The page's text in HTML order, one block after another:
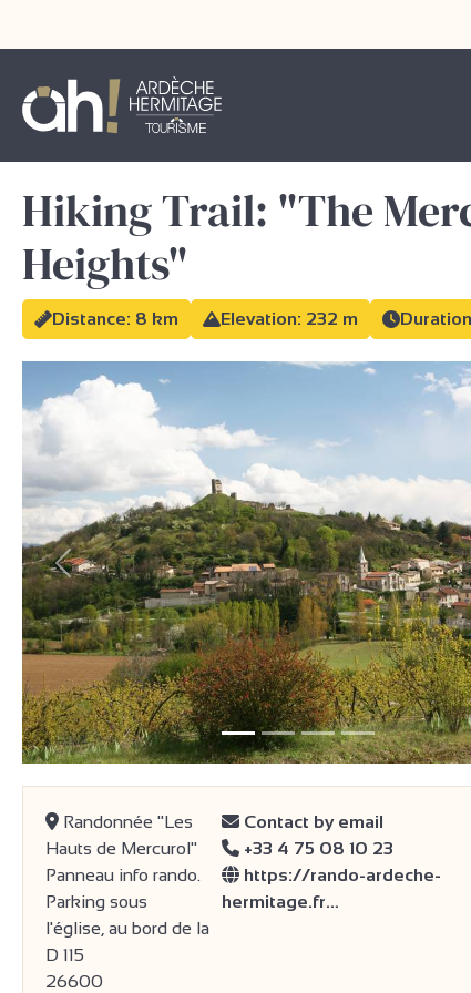
Hiking Trail: "The
Heights"
Distance: 8 km Elevation: 232 m
Previous
Randonnée "Les
Hauts de Mercurol"
Panneau info rando.
Parking sous
l'église, au bord de la
D 115
26600
Contact by email
+33 4 75 08 10 23
https://rando-ardeche-
hermitage.fr…